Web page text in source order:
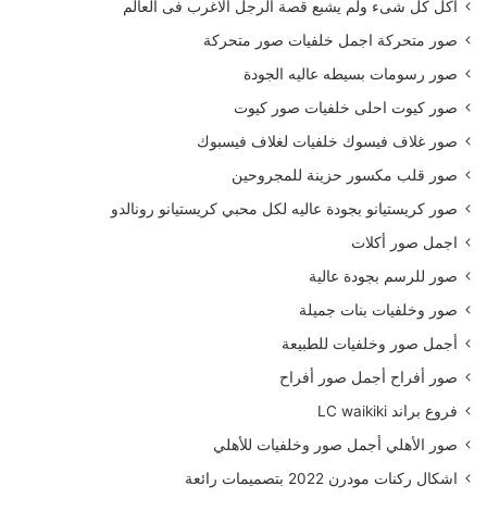
أكل كل شىء ولم يشبع قصة الرجل الاغرب فى العالم
صور متحركة اجمل خلفيات صور متحركة
صور رسومات بسيطه عاليه الجودة
صور كيوت احلى خلفيات صور كيوت
صور غلاف فيسوك خلفيات لغلاف فيسبوك
صور قلب مكسور حزينة للمجروحين
صور كريستيانو بجودة عاليه لكل محبي كريستيانو رونالدو
اجمل صور أكلات
صور للرسم بجودة عالية
صور وخلفيات بنات جميلة
أجمل صور وخلفيات للطبيعة
صور أفراح أجمل صور أفراح
فروع براند LC waikiki
صور الأهلي أجمل صور وخلفيات للأهلي
اشكال ركنات مودرن 2022 بتصميمات رائعة